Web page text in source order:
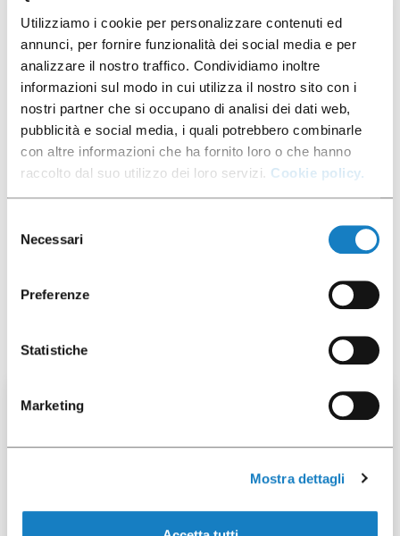
Utilizziamo i cookie per personalizzare contenuti ed
annunci, per fornire funzionalità dei social media e per
analizzare il nostro traffico. Condividiamo inoltre
informazioni sul modo in cui utilizza il nostro sito con i
nostri partner che si occupano di analisi dei dati web,
pubblicità e social media, i quali potrebbero combinarle
con altre informazioni che ha fornito loro o che hanno
raccolto dal suo utilizzo dei loro servizi. Cookie policy.
delNecessari
Preferenze
Statistiche
Marketing
Mostra dettagli
Varianti di colore
C.200cc PP
Product data
292027